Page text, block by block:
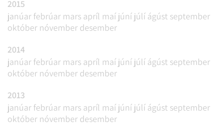
2015
janúar febrúar mars apríl maí júní júlí ágúst september
október nóvember desember
2014
janúar febrúar mars apríl maí júní júlí ágúst september
október nóvember desember
2013
janúar febrúar mars apríl maí júní júlí ágúst september
október nóvember desember